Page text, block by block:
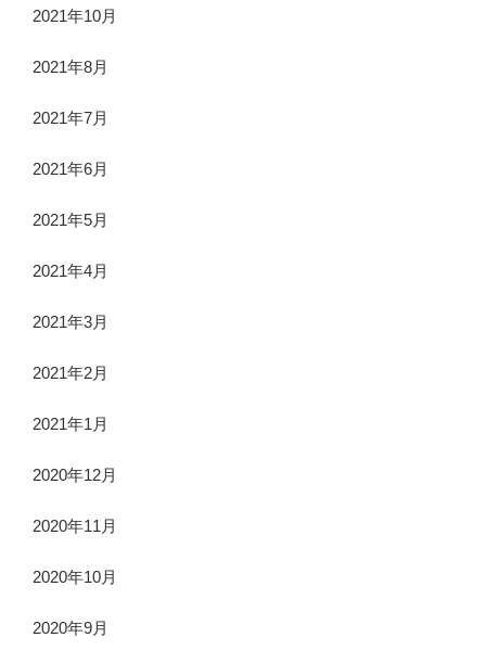
2021年10月
2021年8月
2021年7月
2021年6月
2021年5月
2021年4月
2021年3月
2021年2月
2021年1月
2020年12月
2020年11月
2020年10月
2020年9月